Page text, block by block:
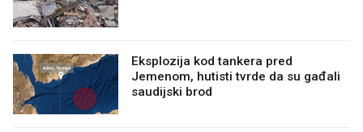
Eksplozija kod tankera pred
Jemenom, hutisti tvrde da su gađali
saudijski brod